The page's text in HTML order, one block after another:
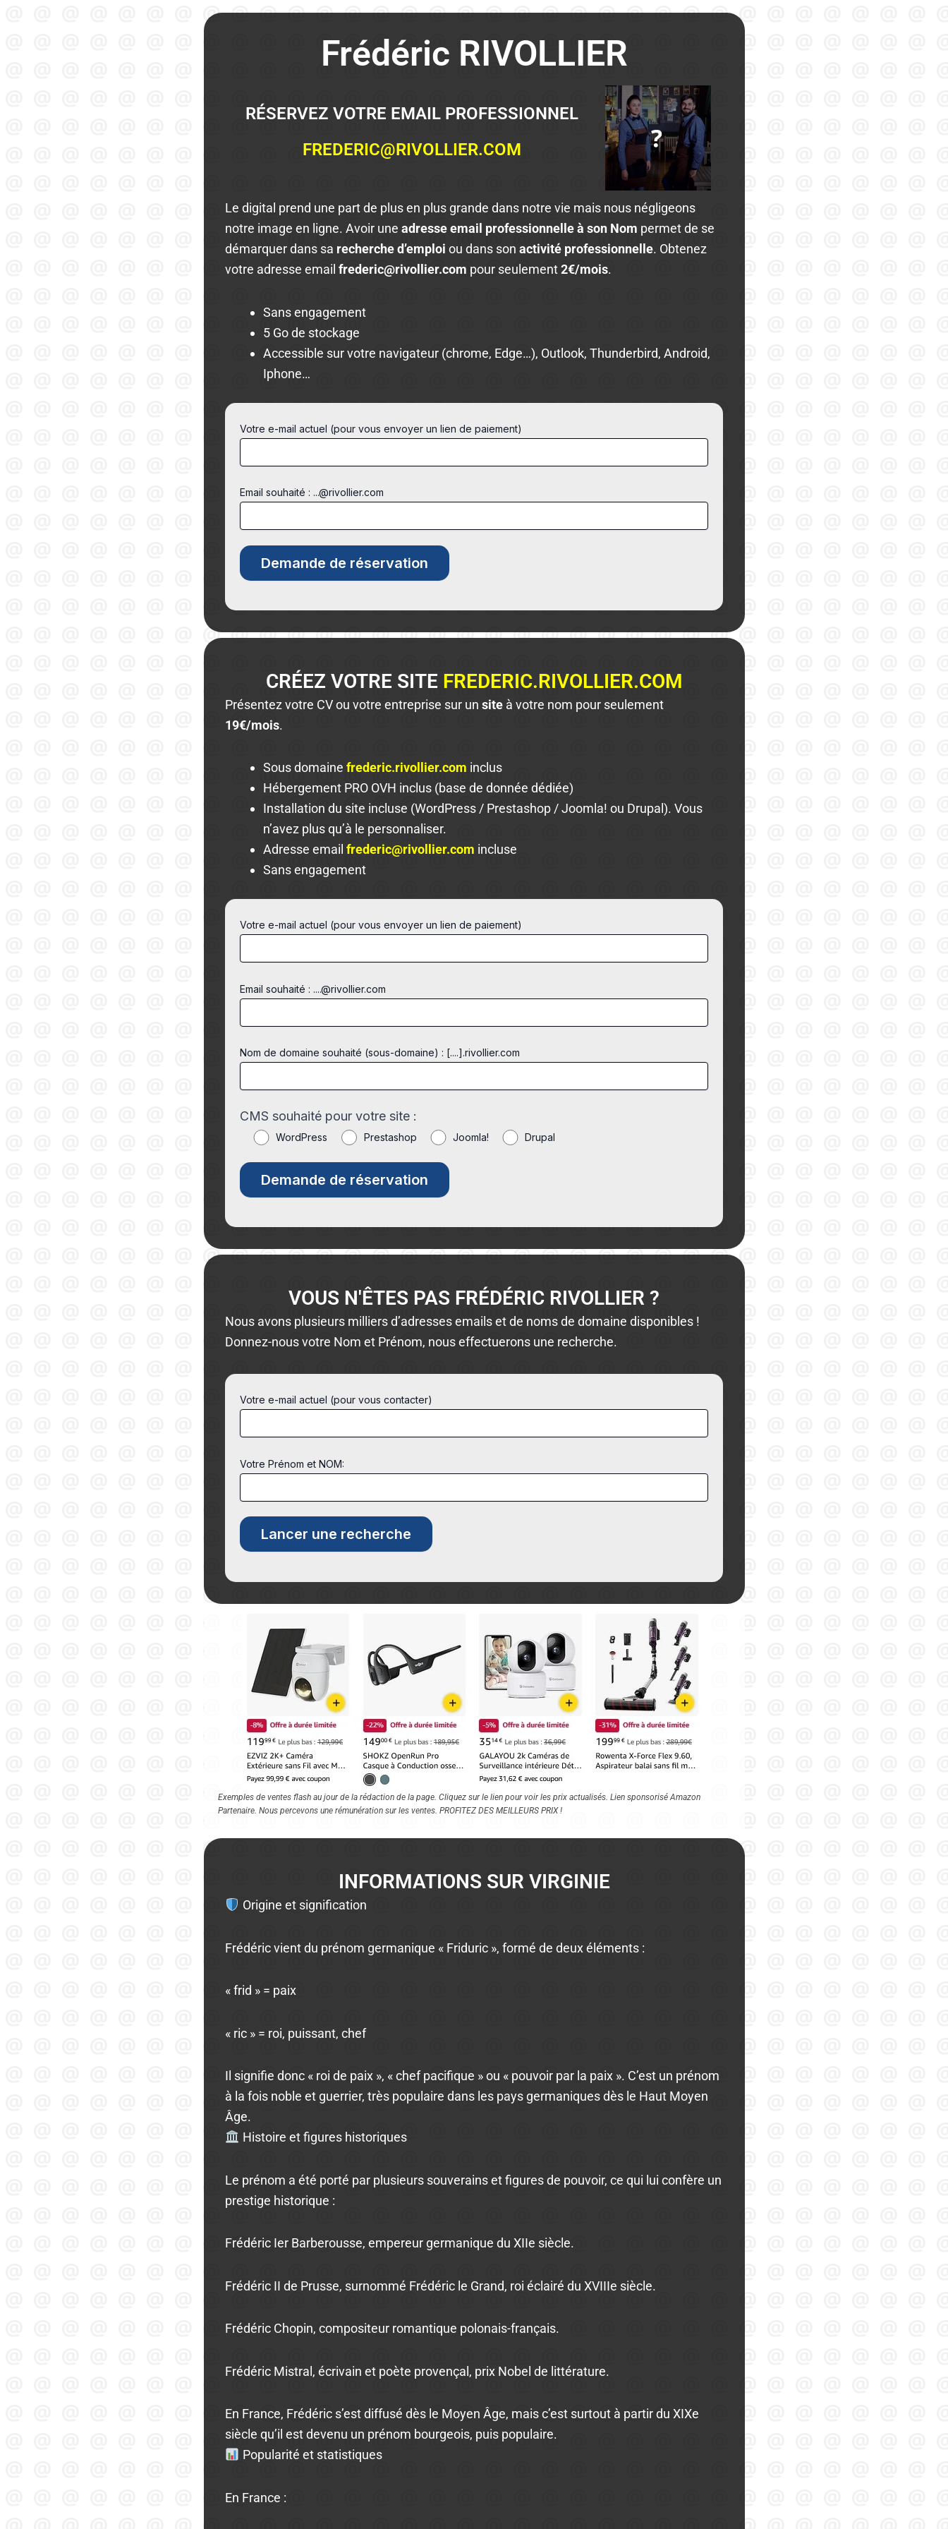
Frédéric RIVOLLIER
RÉSERVEZ VOTRE EMAIL PROFESSIONNEL
FREDERIC@RIVOLLIER.COM
Le digital prend une part de plus en plus grande dans notre vie mais nous négligeons
notre image en ligne. Avoir uneadresse email professionnelle à son Nom permet de se
démarquer dans sa recherche d’emploi ou dans sonactivité professionnelle. Obtenez
votre adresse emailfrederic@rivollier.com pour seulement2€/mois.
Sans engagement
5 Go de stockage
Accessible sur votre navigateur (chrome, Edge…), Outlook, Thunderbird, Android,
Iphone…
Votre e-mail actuel (pour vous envoyer un lien de paiement)
Email souhaité : ...@rivollier.com
CRÉEZ VOTRE SITE FREDERIC.RIVOLLIER.COM
Présentez votre CV ou votre entreprise sur unsite à votre nom pour seulement
19€/mois.
Sous domainefrederic.rivollier.com inclus
Hébergement PRO OVH inclus (base de donnée dédiée)
Installation du site incluse (WordPress / Prestashop / Joomla! ou Drupal). Vous
n’avez plus qu’à le personnaliser.
Adresse emailfrederic@rivollier.com incluse
Sans engagement
Votre e-mail actuel (pour vous envoyer un lien de paiement)
Email souhaité : ....@rivollier.com
Nom de domaine souhaité (sous-domaine) : [....].rivollier.com
CMS souhaité pour votre site :
WordPress Prestashop Joomla! Drupal
VOUS N'ÊTES PAS FRÉDÉRIC RIVOLLIER ?
Nous avons plusieurs milliers d’adresses emails et de noms de domaine disponibles !
Donnez-nous votre Nom et Prénom, nous effectuerons une recherche.
Votre e-mail actuel (pour vous contacter)
Votre Prénom et NOM:
Exemples de ventes flash au jour de la rédaction de la page. Cliquez sur le lien pour voir les prix actualisés. Lien sponsorisé Amazon
Partenaire. Nous percevons une rémunération sur les ventes. PROFITEZ DES MEILLEURS PRIX !
INFORMATIONS SUR VIRGINIE
Origine et signification
Frédéric vient du prénom germanique « Friduric », formé de deux éléments :
« frid » = paix
« ric » = roi, puissant, chef
Il signifie donc « roi de paix », « chef pacifique » ou « pouvoir par la paix ». C’est un prénom
à la fois noble et guerrier, très populaire dans les pays germaniques dès le Haut Moyen
Âge.
Histoire et figures historiques
Le prénom a été porté par plusieurs souverains et figures de pouvoir, ce qui lui confère un
prestige historique :
Frédéric Ier Barberousse, empereur germanique du XIIe siècle.
Frédéric II de Prusse, surnommé Frédéric le Grand, roi éclairé du XVIIIe siècle.
Frédéric Chopin, compositeur romantique polonais-français.
Frédéric Mistral, écrivain et poète provençal, prix Nobel de littérature.
En France, Frédéric s’est diffusé dès le Moyen Âge, mais c’est surtout à partir du XIXe
siècle qu’il est devenu un prénom bourgeois, puis populaire.
Popularité et statistiques
En France :